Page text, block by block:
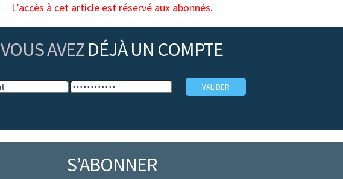
L’accès à cet article est réservé aux abonnés.
VOUS AVEZ DÉJÀ UN COMPTE
S’ABONNER